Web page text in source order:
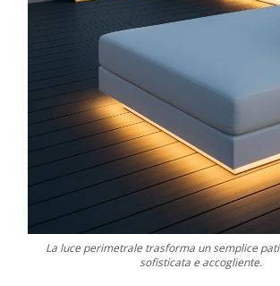
La luce perimetrale trasforma un semplice
sofisticata e accogliente.